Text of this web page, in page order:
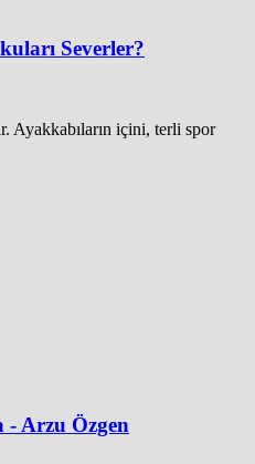
Severler?
Ayakkabıların içini, terli spor
- Arzu Özgen